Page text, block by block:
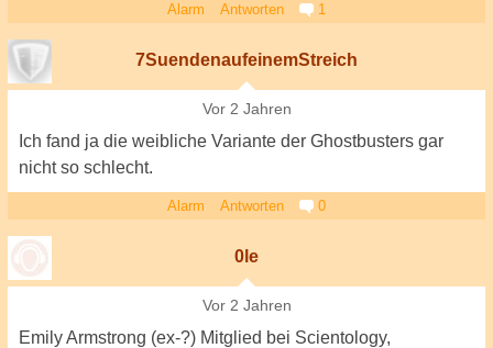
Alarm Antworten 1
7SuendenaufeinemStreich
Vor 2 Jahren
Ich fand ja die weibliche Variante der Ghostbusters gar
nicht so schlecht.
Alarm Antworten 0
0le
Vor 2 Jahren
Emily Armstrong (ex-?) Mitglied bei Scientology,